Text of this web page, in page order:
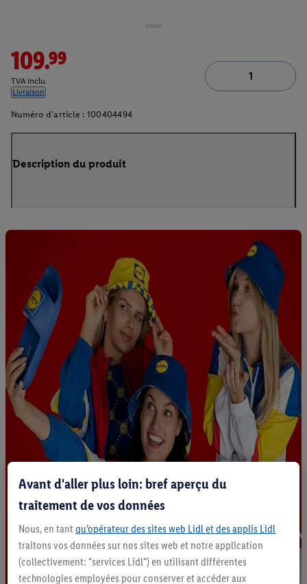
109.99
TVA inclu.
Livraison
Numéro d'article : 100404494
Description du produit
Avant d'aller plus loin: bref aperçu du
traitement de vos données
Nous, en tant qu’opérateur des sites web Lidl et des applis Lidl
traitons vos données sur nos sites web et notre application
(collectivement: "services Lidl") en utilisant différentes
technologies employées pour conserver et accéder aux